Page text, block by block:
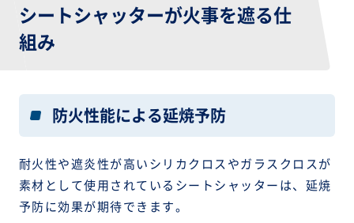
シートシャッターが火事を遮る仕
組み
防火性能による延焼予防
耐火性や遮炎性が高いシリカクロスやガラスクロスが
素材として使用されているシートシャッターは、延焼
予防に効果が期待できます。